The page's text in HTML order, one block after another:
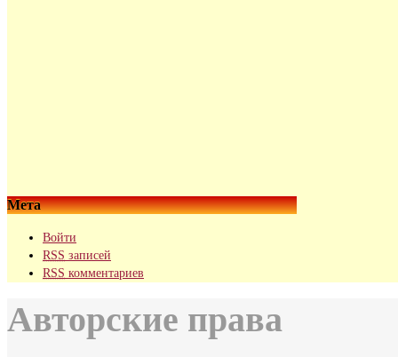
Мета
Войти
RSS записей
RSS комментариев
Авторские права